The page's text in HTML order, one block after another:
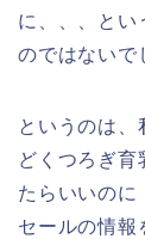
に、、、とい
のではないで
というのは、
どくつろぎ育
たらいいのに
セールの情報